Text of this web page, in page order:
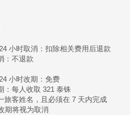
小时取消：扣除相关费用后退款
：不退款
小时改期：免费
：每人收取 321 泰铢
旅客姓名，且必须在 7 天内完成
期将视为取消